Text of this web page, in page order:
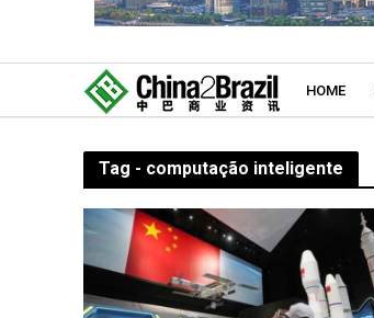
HOME
Tag - computação inteligente